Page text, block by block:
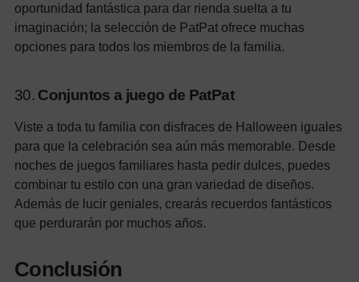
oportunidad fantástica para dar rienda suelta a tu
imaginación; la selección de PatPat ofrece muchas
opciones para todos los miembros de la familia.
30. Conjuntos a juego de PatPat
Viste a toda tu familia con disfraces de Halloween iguales
para que la celebración sea aún más memorable. Desde
noches de juegos familiares hasta pedir dulces, puedes
combinar tu estilo con una gran variedad de diseños.
Además de lucir geniales, crearás recuerdos fantásticos
que perdurarán por muchos años.
Conclusión